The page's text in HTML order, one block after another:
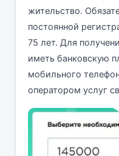
жительство.
постоянной
75 лет. Для
иметь банковскую
мобильного
оператором услуг